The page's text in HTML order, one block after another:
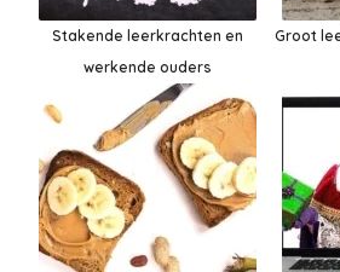
Stakende leerkrachten en
werkende ouders
Groot